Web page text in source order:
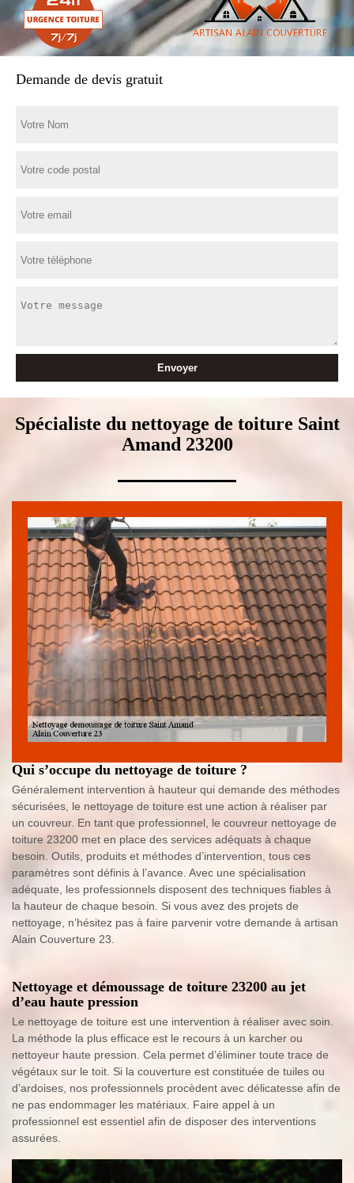
Demande de devis gratuit
Spécialiste du nettoyage de toiture Saint
Amand 23200
Qui s’occupe du nettoyage de toiture ?
Généralement intervention à hauteur qui demande des méthodes
sécurisées, le nettoyage de toiture est une action à réaliser par
un couvreur. En tant que professionnel, le couvreur nettoyage de
toiture 23200 met en place des services adéquats à chaque
besoin. Outils, produits et méthodes d’intervention, tous ces
paramètres sont définis à l’avance. Avec une spécialisation
adéquate, les professionnels disposent des techniques fiables à
la hauteur de chaque besoin. Si vous avez des projets de
nettoyage, n’hésitez pas à faire parvenir votre demande à artisan
Alain Couverture 23.
Nettoyage et démoussage de toiture 23200 au jet
d’eau haute pression
Le nettoyage de toiture est une intervention à réaliser avec soin.
La méthode la plus efficace est le recours à un karcher ou
nettoyeur haute pression. Cela permet d’éliminer toute trace de
végétaux sur le toit. Si la couverture est constituée de tuiles ou
d’ardoises, nos professionnels procèdent avec délicatesse afin de
ne pas endommager les matériaux. Faire appel à un
professionnel est essentiel afin de disposer des interventions
assurées.